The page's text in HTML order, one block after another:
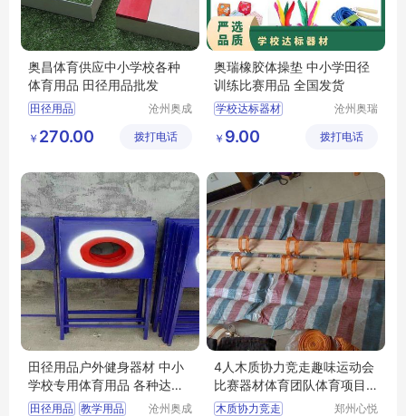
奥昌体育供应中小学校各种
体育用品 田径用品批发
田径用品
跳高架 篮球架
沧州奥成
制造有限
￥ 270.00 拨打电话
奥瑞橡胶体操垫 中小学田径
训练比赛用品 全国发货
学校达标器材
跳高横杆
沧州奥瑞
制造有限
￥ 9.00 拨打电话
田径用品户外健身器材 中小
学校专用体育用品 各种达标
产品
田径用品 教学用品
沧州奥成
4人木质协力竞走趣味运动会
比赛器材体育团队体育项目
用品
木质协力竞走
郑州心悦